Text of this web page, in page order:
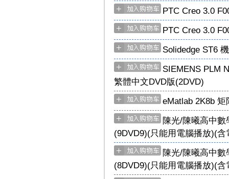
PTC Creo 3.0
PTC Creo 3.0
Solidedge ST6
SIEMENS PLM
繁體中文DVD版(2DVD)
eMatlab 2K8b
陳光/陳曦高中
(9DVD9)(只能用電腦播放)(含
陳光/陳曦高中
(8DVD9)(只能用電腦播放)(含